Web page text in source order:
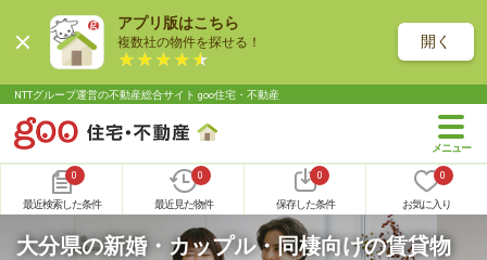
アプリ版はこちら
複数社の物件を探せる！ 開く
NTTグループ運営の不動産総合サイト goo住宅・不動産
0
最近検索した条件
0
最近見た物件
0
保存した条件
0
お気に入り
大分県の新婚・カップル・同棲向けの賃貸物